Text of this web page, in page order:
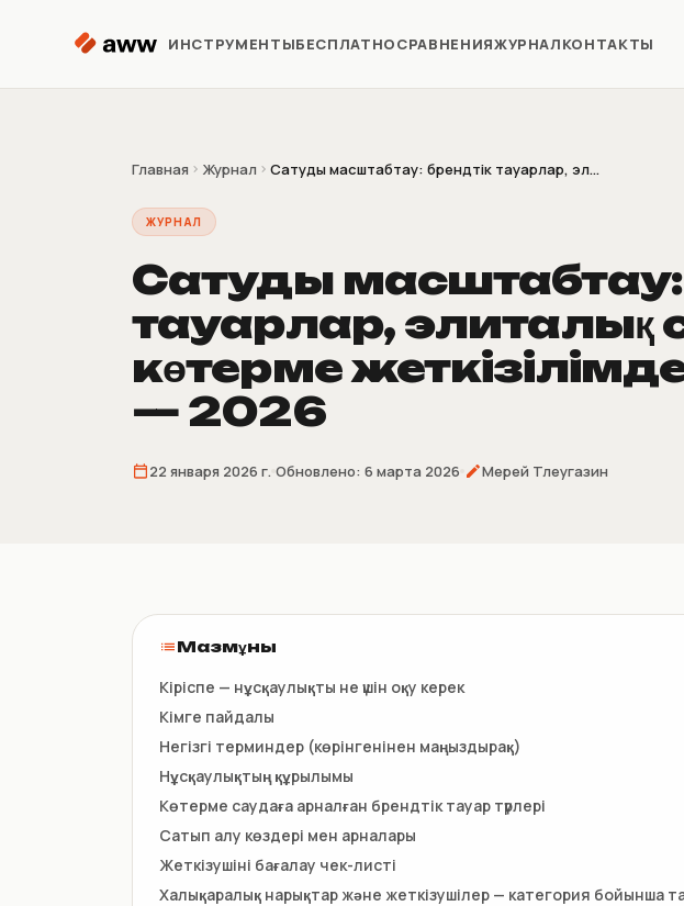
ИНСТРУМЕНТЫ
Автоматизация цен Kaspi
Предзаказ
Продажи до поставки
товара
Склеиватель
БЕСПЛАТНОСРАВНЕНИЯЖУРНАЛКОНТАКТЫ
Главная Журнал Сатуды масштабтау: брендтік тауарлар, эл...
ЖУРНАЛ
Сатуды масштабтау:
тауарлар, элиталық
көтерме
— 2026
22 января 2026 г. Обновлено: 6 марта 2026 Мерей Тлеугазин
Мазмұны
Кіріспе — нұсқаулықты не үшін оқу керек
Кімге пайдалы
Негізгі терминдер (көрінгенінен маңыздырақ)
Нұсқаулықтың құрылымы
Көтерме саудаға арналған брендтік тауар түрлері
Сатып алу көздері мен арналары
Жеткізушіні бағалау чек-листі
Халықаралық нарықтар және жеткізушілер — категория бойынша